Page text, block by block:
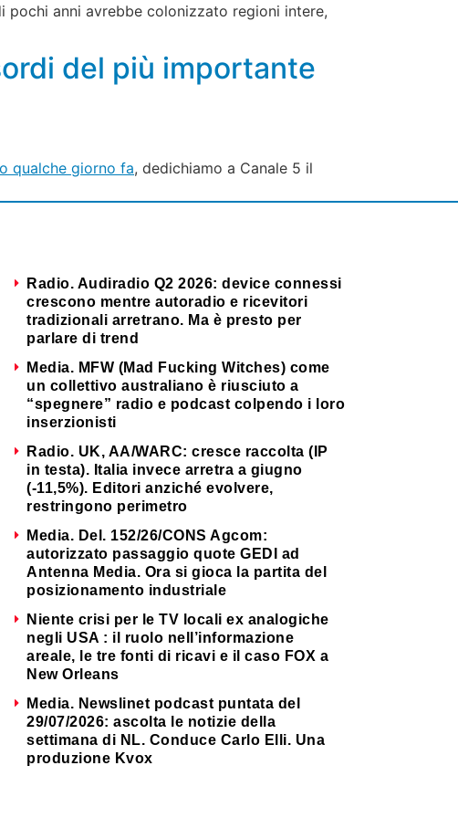
pochi anni avrebbe colonizzato regioni intere,
del più importante
qualche giorno fa, dedichiamo a Canale 5 il
Radio. Audiradio Q2 2026: device connessi
crescono mentre autoradio e ricevitori
tradizionali arretrano. Ma è presto per
parlare di trend
Media. MFW (Mad Fucking Witches) come
un collettivo australiano è riusciuto a
“spegnere” radio e podcast colpendo i loro
inserzionisti
Radio. UK, AA/WARC: cresce raccolta (IP
in testa). Italia invece arretra a giugno
(-11,5%). Editori anziché evolvere,
restringono perimetro
Media. Del. 152/26/CONS Agcom:
autorizzato passaggio quote GEDI ad
Antenna Media. Ora si gioca la partita del
posizionamento industriale
Niente crisi per le TV locali ex analogiche
negli USA : il ruolo nell’informazione
areale, le tre fonti di ricavi e il caso FOX a
New Orleans
Media. Newslinet podcast puntata del
29/07/2026: ascolta le notizie della
settimana di NL. Conduce Carlo Elli. Una
produzione Kvox